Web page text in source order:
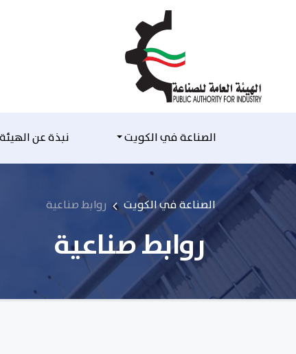
الصناعة في الكويت نبذة عن
الصناعة في الكويت روابط صناعية
روابط صناعية